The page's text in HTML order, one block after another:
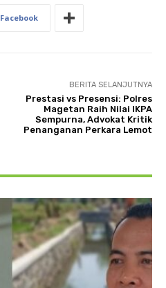
Facebook
BERITA SELANJUTNYA
Prestasi vs Presensi: Polres
Magetan Raih Nilai IKPA
Sempurna, Advokat Kritik
Penanganan Perkara Lemot